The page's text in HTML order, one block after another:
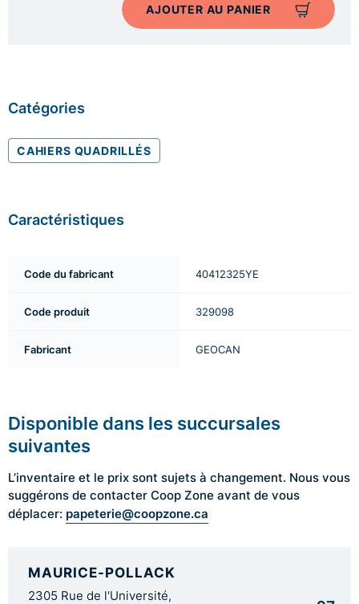
AJOUTER AU PANIER
Catégories
CAHIERS QUADRILLÉS
Caractéristiques
Code du fabricant 40412325YE
Code produit 329098
Fabricant GEOCAN
Disponible dans les succursales
suivantes
L’inventaire et le prix sont sujets à changement. Nous vous
suggérons de contacter Coop Zone avant de vous
déplacer: papeterie@coopzone.ca
MAURICE-POLLACK
2305 Rue de l'Université,